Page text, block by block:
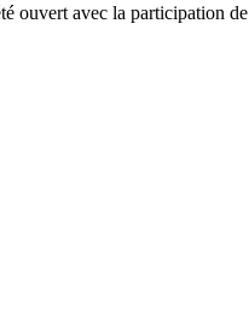
ouvert avec la participation